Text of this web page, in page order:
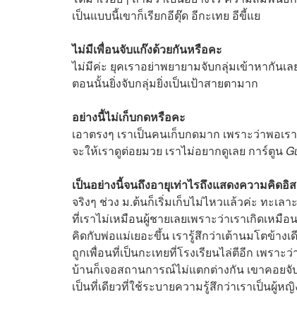
เป็นแบบนี้เขาก็เรียกอีตุ๊ด อีกะเทย อีขี้แย
ไม่มีเพื่อนจับแก๊งด้วยกันหรือคะ
ไม่มีค่ะ ยุคเราอย่าพยายามจับกลุ่มเข้าหากันเ
ตอนนั้นยิ่งจับกลุ่มยิ่งเป็นเป้าสายตามาก
อย่างนี้ไม่เก็บกดหรือคะ
เอาตรงๆ เราเป็นคนเก็บกดมาก เพราะว่าพอเ
จะให้เราดูต่อยมวย เราไม่อยากดูเลย การ์ตูน
เป็นอย่างนี้จนถึงอายุเท่าไรถึงแสดงความคิดอิ
จริงๆ ช่วง ม.ต้นก็เริ่มเก็บไม่ไหวแล้วค่ะ ทะเล
ที่เราไม่เหมือนผู้ชายเลยเพราะว่าเราเกิดเห
คิดกับพ่อแม่เยอะขึ้น เรารู้สึกว่าเต้านมโตข้างเ
ถูกเพื่อนที่เป็นกะเทยที่โรงเรียนไล่ตีอีก เพรา
บ้านก็เจอสถานการณ์ไม่แตกต่างกัน เขาคอยจั
เป็นที่เดียวที่ใช้ระบายความรู้สึกว่าเราเป็นผู้หญิ